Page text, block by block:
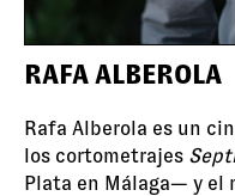
RAFA ALBEROLA
Rafa Alberola es un
los cortometrajes
Plata en Málaga— y el